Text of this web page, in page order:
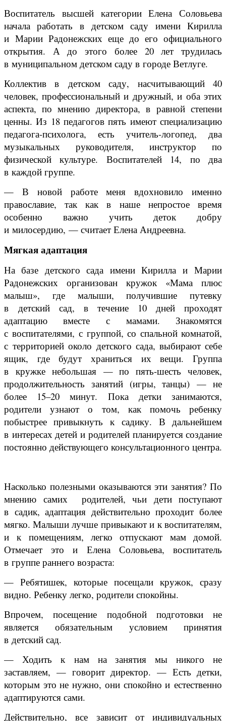
Воспитатель высшей категории Елена Соловьева
начала работать в детском саду имени Кирилла
и Марии Радонежских еще до его официального
открытия. А до этого более 20 лет трудилась
в муниципальном детском саду в городе Ветлуге.
Коллектив в детском саду, насчитывающий 40
человек, профессиональный и дружный, и оба этих
аспекта, по мнению директора, в равной степени
ценны. Из 18 педагогов пять имеют специализацию
педагога-психолога, есть учитель-логопед, два
музыкальных руководителя, инструктор по
физической культуре. Воспитателей 14, по два
в каждой группе.
— В новой работе меня вдохновило именно
православие, так как в наше непростое время
особенно важно учить деток добру
и милосердию, — считает Елена Андреевна.
Мягкая адаптация
На базе детского сада имени Кирилла и Марии
Радонежских организован кружок «Мама плюс
малыш», где малыши, получившие путевку
в детский сад, в течение 10 дней проходят
адаптацию вместе с мамами. Знакомятся
с воспитателями, с группой, со спальной комнатой,
с территорией около детского сада, выбирают себе
ящик, где будут храниться их вещи. Группа
в кружке небольшая — по пять-шесть человек,
продолжительность занятий (игры, танцы) — не
более 15–20 минут. Пока детки занимаются,
родители узнают о том, как помочь ребенку
побыстрее привыкнуть к садику. В дальнейшем
в интересах детей и родителей планируется создание
постоянно действующего консультационного центра.
Насколько полезными оказываются эти занятия? По
мнению самих родителей, чьи дети поступают
в садик, адаптация действительно проходит более
мягко. Малыши лучше привыкают и к воспитателям,
и к помещениям, легко отпускают мам домой.
Отмечает это и Елена Соловьева, воспитатель
в группе раннего возраста:
— Ребятишек, которые посещали кружок, сразу
видно. Ребенку легко, родители спокойны.
Впрочем, посещение подобной подготовки не
является обязательным условием принятия
в детский сад.
— Ходить к нам на занятия мы никого не
заставляем, — говорит директор. — Есть детки,
которым это не нужно, они спокойно и естественно
адаптируются сами.
Действительно, все зависит от индивидуальных